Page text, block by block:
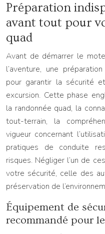
Préparation
avant tout pour
quad
Avant de démarrer le
l’aventure, une
pour garantir la sécurité
excursion. Cette phase
la randonnée quad, la
tout-terrain, la
vigueur concernant
pratiques de conduite
risques. Négliger l’un de
votre sécurité, celle des
préservation de
Équipement de
recommandé pour